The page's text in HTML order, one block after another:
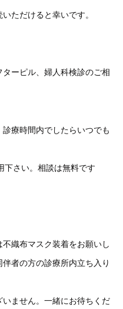
ただけると幸いです。
ーピル、婦人科検診のご相
療時間内でしたらいつでも
下さい。相談は無料です
織布マスク装着をお願いし
者の方の診療所内立ち入り
ません。一緒にお待ちくだ